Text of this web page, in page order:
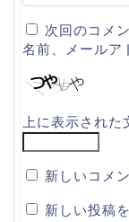
次回のコメ
名前、メールア
上に表示され
新しいコメ
新しい投稿